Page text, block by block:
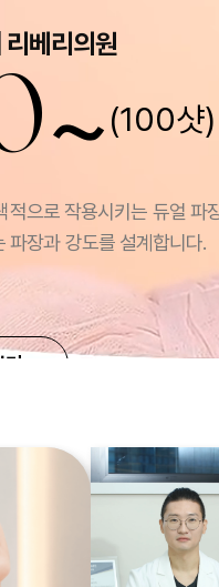
베리의원
~(100샷)
으로 작용시키는 듀얼 파
파장과 강도를 설계합니다.
기